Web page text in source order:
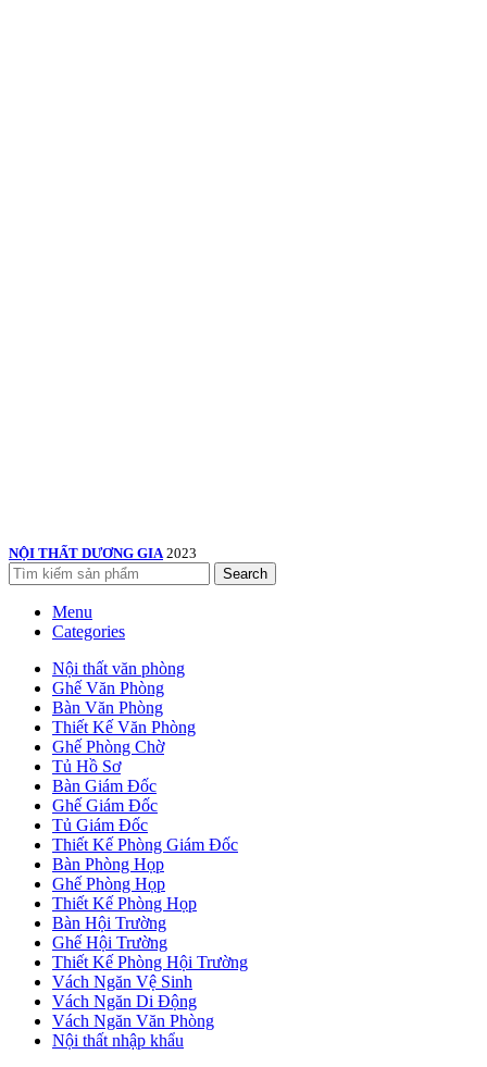
NỘI THẤT DƯƠNG GIA 2023
Search
Menu
Categories
Nội thất văn phòng
Ghế Văn Phòng
Bàn Văn Phòng
Thiết Kế Văn Phòng
Ghế Phòng Chờ
Tủ Hồ Sơ
Bàn Giám Đốc
Ghế Giám Đốc
Tủ Giám Đốc
Thiết Kế Phòng Giám Đốc
Bàn Phòng Họp
Ghế Phòng Họp
Thiết Kế Phòng Họp
Bàn Hội Trường
Ghế Hội Trường
Thiết Kế Phòng Hội Trường
Vách Ngăn Vệ Sinh
Vách Ngăn Di Động
Vách Ngăn Văn Phòng
Nội thất nhập khẩu